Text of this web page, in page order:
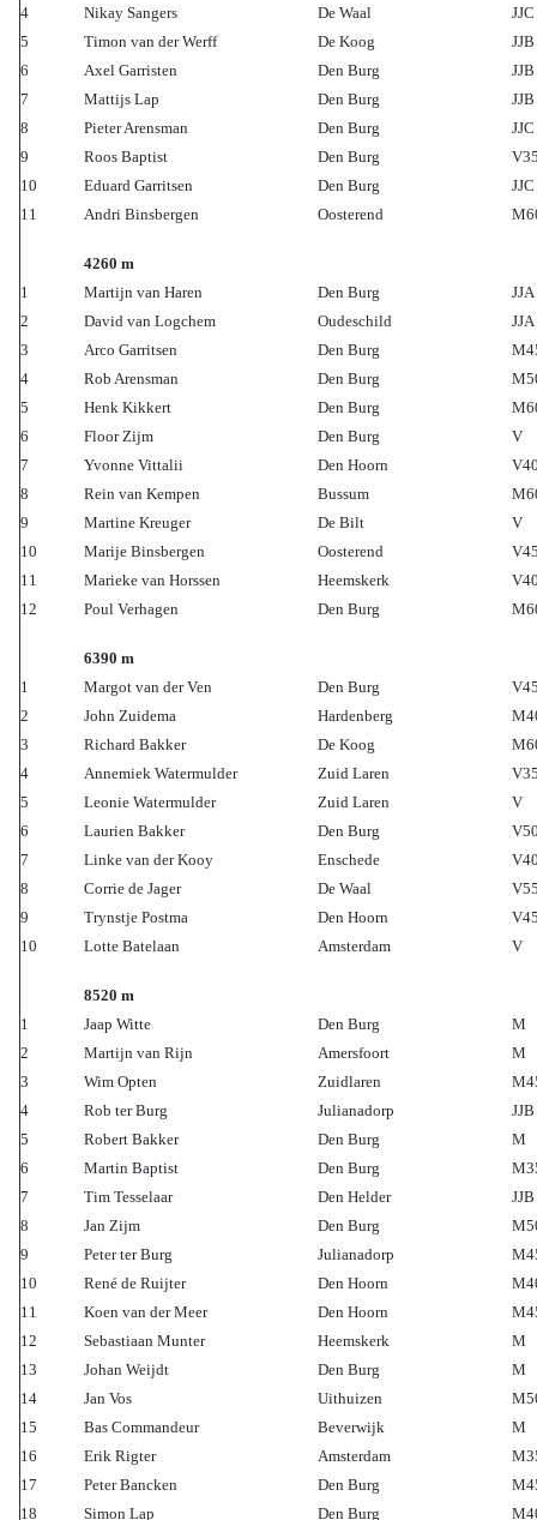
4
Nikay Sangers De Waal
JJC
5
Timon van der Werff De Koog
JJB
6
Axel Garristen Den Burg
JJB
7
Mattijs Lap Den Burg
JJB
8
Pieter Arensman Den Burg
JJC
9
Roos Baptist Den Burg
10
Eduard Garritsen Den Burg
JJC
11
Andri Binsbergen Oosterend
4260 m
1
Martijn van Haren Den Burg
JJA
2
David van Logchem Oudeschild
JJA
3
Arco Garritsen Den Burg
4
Rob Arensman Den Burg
5
Henk Kikkert Den Burg
6
Floor Zijm Den Burg
V
7
Yvonne Vittalii Den Hoorn
8
Rein van Kempen Bussum
9
Martine Kreuger De Bilt
V
10
Marije Binsbergen Oosterend
11
Marieke van Horssen Heemskerk
12
Poul Verhagen Den Burg
6390 m
1
Margot van der Ven Den Burg
2
John Zuidema Hardenberg
3
Richard Bakker De Koog
4
Annemiek Watermulder Zuid Laren
5
Leonie Watermulder Zuid Laren
V
6
Laurien Bakker Den Burg
7
Linke van der Kooy Enschede
8
Corrie de Jager De Waal
9
Trynstje Postma Den Hoorn
10
Lotte Batelaan Amsterdam V
8520 m
1
Jaap Witte Den Burg
M
2
Martijn van Rijn Amersfoort
M
3
Wim Opten Zuidlaren
4
Rob ter Burg Julianadorp
JJB
5
Robert Bakker Den Burg
M
6
Martin Baptist Den Burg
7
Tim Tesselaar Den Helder
JJB
8
Jan Zijm Den Burg
9
Peter ter Burg Julianadorp
10
René de Ruijter Den Hoorn
11
Koen van der Meer Den Hoorn
12
Sebastiaan Munter Heemskerk
M
13
Johan Weijdt Den Burg
M
14
Jan Vos Uithuizen
15
Bas Commandeur Beverwijk
M
16
Erik Rigter Amsterdam
17
Peter Bancken Den Burg
18
Simon Lap Den Burg